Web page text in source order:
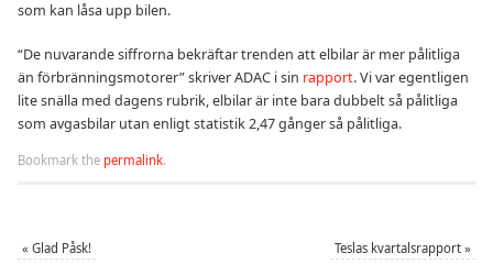
som kan låsa upp bilen.
“De nuvarande siffrorna bekräftar trenden att elbilar är mer pålitliga
än förbränningsmotorer” skriver ADAC i sin rapport. Vi var egentligen
lite snälla med dagens rubrik, elbilar är inte bara dubbelt så pålitliga
som avgasbilar utan enligt statistik 2,47 gånger så pålitliga.
Bookmark the permalink.
« Glad Påsk! Teslas kvartalsrapport »